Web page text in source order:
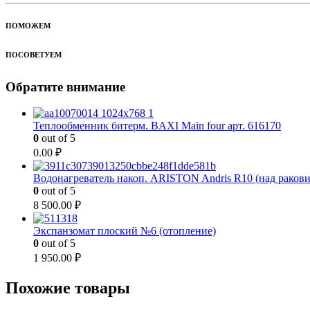
ПОМОЖЕМ
ПОСОВЕТУЕМ
Обратите внимание
Теплообменник битерм. BAXI Main four арт. 616170
0 out of 5
0.00 ₽
Водонагреватель накоп. ARISTON Andris R10 (над
0 out of 5
8 500.00 ₽
Экспанзомат плоский №6 (отопление)
0 out of 5
1 950.00 ₽
Похожие товары